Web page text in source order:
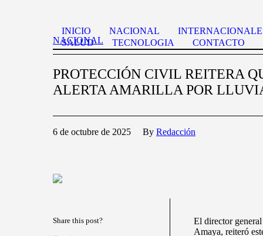
INICIO NACIONAL
SALUD
TECNOLOGIA CONTACTO
NACIONAL
PROTECCIÓN CIVIL REITERA
ALERTA AMARILLA POR
6 de octubre de 2025 By Redacción
Share this post?
El director
Amaya, reiteró